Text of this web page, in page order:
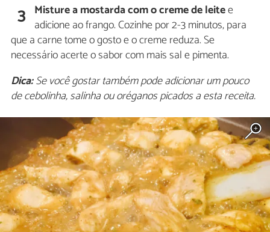
3 Misture a mostarda com o creme de leitee
adicione ao frango. Cozinhe por 2-3 minutos, para
que a carne tome o gosto e o creme reduza. Se
necessário acerte o sabor com mais sal e pimenta.
Dica:Se você gostar também pode adicionar um pouco
de cebolinha, salinha ou oréganos picados a esta receita.